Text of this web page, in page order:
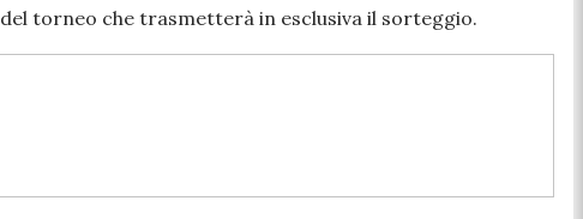
del torneo che trasmetterà in esclusiva il sorteggio.